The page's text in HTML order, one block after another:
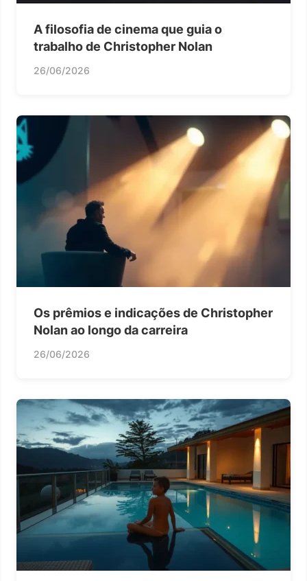
A filosofia de cinema que guia o
trabalho de Christopher Nolan
26/06/2026
Os prêmios e indicações de Christopher
Nolan ao longo da carreira
26/06/2026